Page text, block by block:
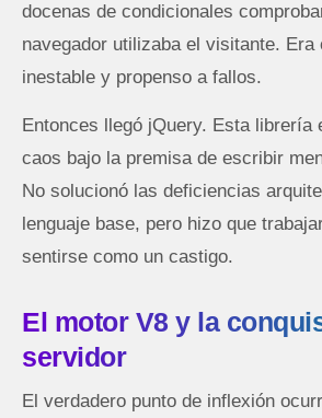
docenas de condicionales
navegador utilizaba el visitante. Era
inestable y propenso a fallos.
Entonces llegó jQuery. Esta librería
caos bajo la premisa de escribir
No solucionó las deficiencias
lenguaje base, pero hizo que
sentirse como un castigo.
El motor V8 y la
servidor
El verdadero punto de inflexión